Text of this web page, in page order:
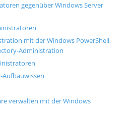
gegenüber Windows Server
mit der Windows PowerShell,
Administration
Aufbauwissen
verwalten mit der Windows